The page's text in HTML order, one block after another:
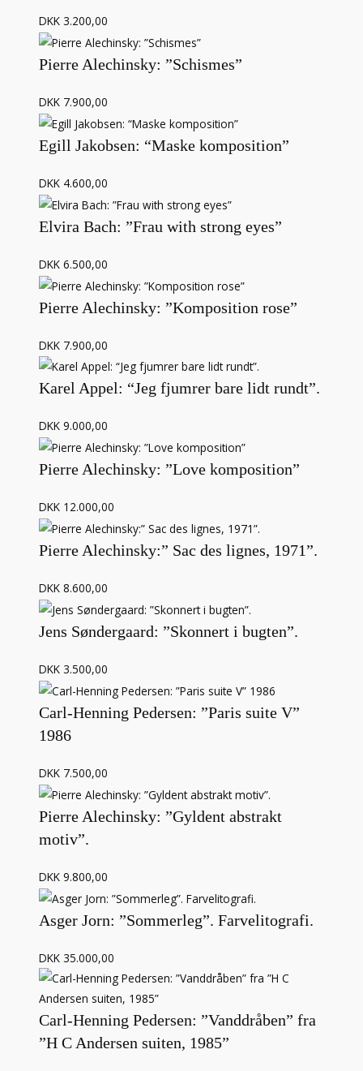
DKK 3.200,00
Pierre Alechinsky: ”Schismes”
DKK 7.900,00
Egill Jakobsen: “Maske komposition”
DKK 4.600,00
Elvira Bach: ”Frau with strong eyes”
DKK 6.500,00
Pierre Alechinsky: ”Komposition rose”
DKK 7.900,00
Karel Appel: “Jeg fjumrer bare lidt rundt”.
DKK 9.000,00
Pierre Alechinsky: ”Love komposition”
DKK 12.000,00
Pierre Alechinsky:” Sac des lignes, 1971”.
DKK 8.600,00
Jens Søndergaard: ”Skonnert i bugten”.
DKK 3.500,00
Carl-Henning Pedersen: ”Paris suite V”
1986
DKK 7.500,00
Pierre Alechinsky: ”Gyldent abstrakt
motiv”.
DKK 9.800,00
Asger Jorn: ”Sommerleg”. Farvelitografi.
DKK 35.000,00
Carl-Henning Pedersen: ”Vanddråben” fra
”H C Andersen suiten, 1985”